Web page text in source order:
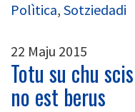
Polìtica, Sotziedadi
22 Maju 2015
Totu su chu
no est berus